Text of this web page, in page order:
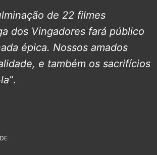
de 22 filmes
dos Vingadores fará público
épica. Nossos amados
e também os sacrifícios
.